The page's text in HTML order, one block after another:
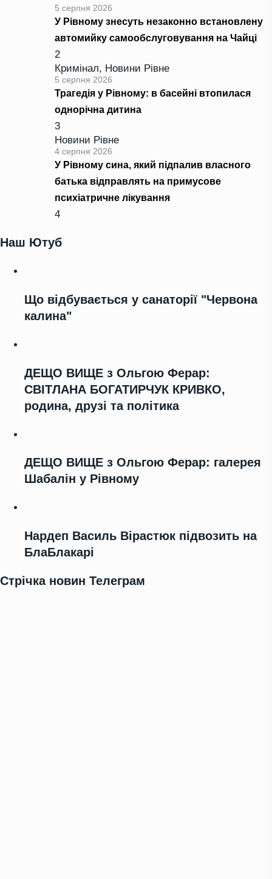
5 серпня 2026
У Рівному знесуть незаконно встановлену
автомийку самообслуговування на Чайці
2
Кримінал, Новини Рівне
5 серпня 2026
Трагедія у Рівному: в басейні втопилася
однорічна дитина
3
Новини Рівне
4 серпня 2026
У Рівному сина, який підпалив власного
батька відправлять на примусове
психіатричне лікування
4
Наш Ютуб
Що відбувається у санаторії "Червона
калина"
ДЕЩО ВИЩЕ з Ольгою Ферар:
СВІТЛАНА БОГАТИРЧУК КРИВКО,
родина, друзі та політика
ДЕЩО ВИЩЕ з Ольгою Ферар: галерея
Шабалін у Рівному
Нардеп Василь Вірастюк підвозить на
БлаБлакарі
Стрічка новин Телеграм